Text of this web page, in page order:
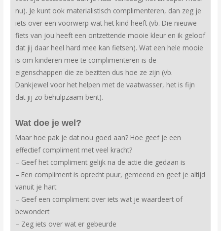
nu). Je kunt ook materialistisch complimenteren, dan zeg je
iets over een voorwerp wat het kind heeft (vb. Die nieuwe
fiets van jou heeft een ontzettende mooie kleur en ik geloof
dat jij daar heel hard mee kan fietsen). Wat een hele mooie
is om kinderen mee te complimenteren is de
eigenschappen die ze bezitten dus hoe ze zijn (vb.
Dankjewel voor het helpen met de vaatwasser, het is fijn
dat jij zo behulpzaam bent).
Wat doe je wel?
Maar hoe pak je dat nou goed aan? Hoe geef je een
effectief compliment met veel kracht?
– Geef het compliment gelijk na de actie die gedaan is
– Een compliment is oprecht puur, gemeend en geef je altijd
vanuit je hart
– Geef een compliment over iets wat je waardeert of
bewondert
– Zeg iets over wat er gebeurde